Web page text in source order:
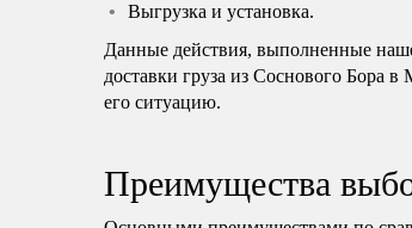
Выгрузка и установка.
Данные действия, выполненные
доставки груза из Соснового Бора
его ситуацию.
Преимущества